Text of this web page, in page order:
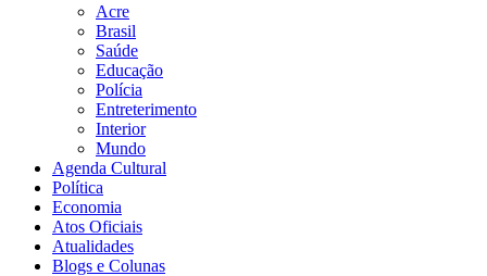
Acre
Brasil
Saúde
Educação
Polícia
Entreterimento
Interior
Mundo
Agenda Cultural
Política
Economia
Atos Oficiais
Atualidades
Blogs e Colunas